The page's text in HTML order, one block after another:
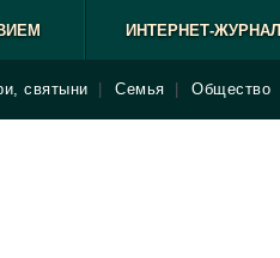
ИНТЕРНЕТ-ЖУРНАЛ
святыни Семья Общество